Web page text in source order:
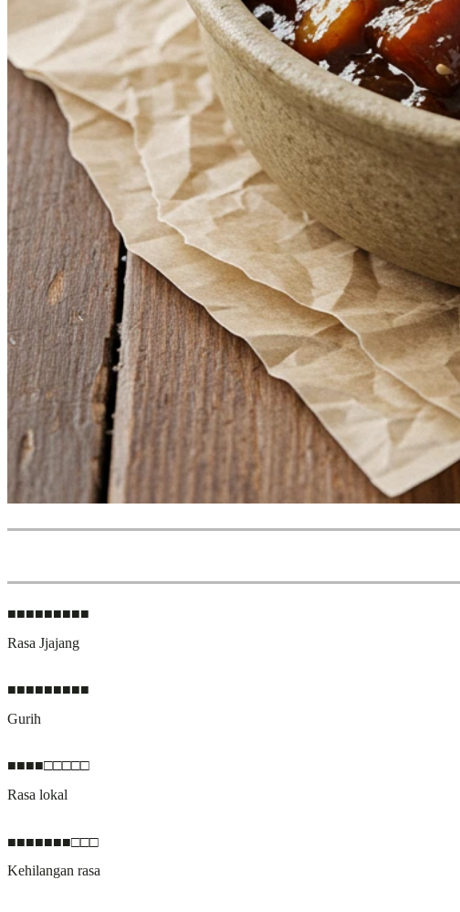
■■■■■■■■■
Rasa Jjajang
■■■■■■■■■
Gurih
■■■■□□□□□
Rasa lokal
■■■■■■■□□□
Kehilangan rasa